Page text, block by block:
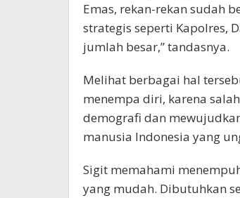
Emas, rekan-rekan sudah
strategis seperti Kapolres,
jumlah besar,” tandasnya.
Melihat berbagai hal
menempa diri, karena
demografi dan
manusia Indonesia yang
Sigit memahami
yang mudah. Dibutuhkan